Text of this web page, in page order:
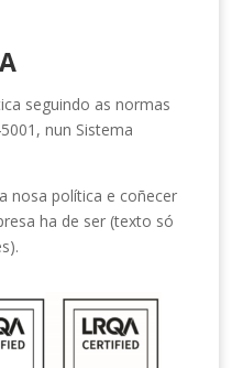
seguindo as normas
nun Sistema
nosa política e coñecer
ha de ser (texto só